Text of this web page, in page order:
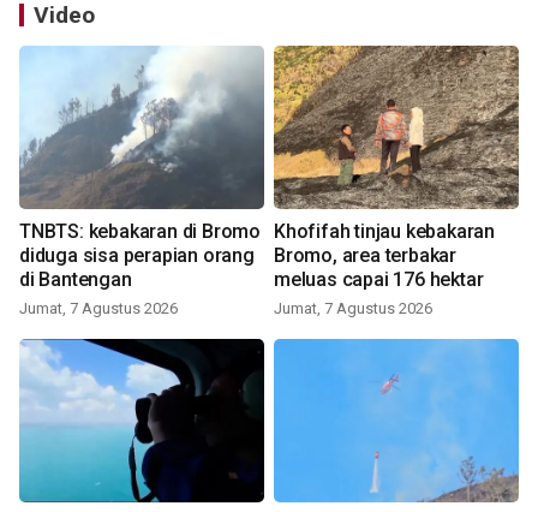
Video
TNBTS: kebakaran di Bromo
diduga sisa perapian orang
di Bantengan
Jumat, 7 Agustus 2026
Khofifah tinjau kebakaran
Bromo, area terbakar
meluas capai 176 hektar
Jumat, 7 Agustus 2026